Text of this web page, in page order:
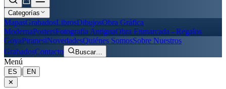
Categorías
MapasGrabadosLibrosDibujosObra Gráfica
ModernaPostersFotografía AntiguaObra Enmarcada - Regalos
GoyaPiranesiNovedadesQuiénes SomosSobre Nuestros
GrabadosContacto Buscar…
Menú
ES |
EN
✕